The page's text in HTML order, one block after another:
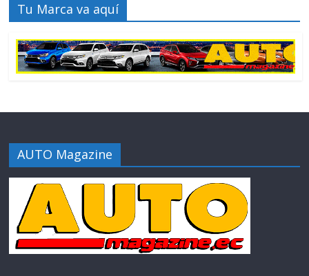
Tu Marca va aquí
AUTO Magazine